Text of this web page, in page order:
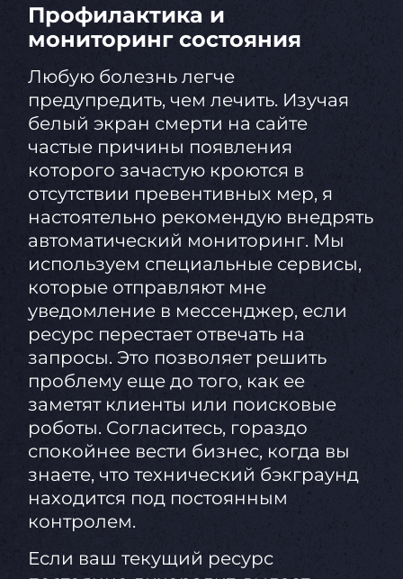
Профилактика и
мониторинг состояния
Любую болезнь легче
предупредить, чем лечить. Изучая
белый экран смерти на сайте
частые причины появления
которого зачастую кроются в
отсутствии превентивных мер, я
настоятельно рекомендую внедрять
автоматический мониторинг. Мы
используем специальные сервисы,
которые отправляют мне
уведомление в мессенджер, если
ресурс перестает отвечать на
запросы. Это позволяет решить
проблему еще до того, как ее
заметят клиенты или поисковые
роботы. Согласитесь, гораздо
спокойнее вести бизнес, когда вы
знаете, что технический бэкграунд
находится под постоянным
контролем.
Если ваш текущий ресурс